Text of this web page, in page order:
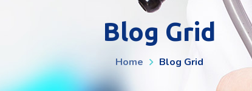
Blog Grid
Home Blog Grid